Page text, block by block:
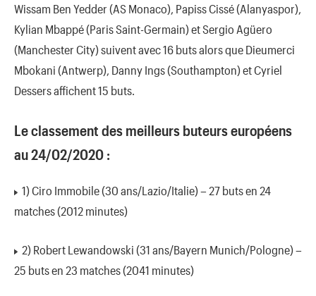
Wissam Ben Yedder (AS Monaco), Papiss Cissé (Alanyaspor),
Kylian Mbappé (Paris Saint-Germain) et Sergio Agüero
(Manchester City) suivent avec 16 buts alors que Dieumerci
Mbokani (Antwerp), Danny Ings (Southampton) et Cyriel
Dessers affichent 15 buts.
Le classement des meilleurs buteurs européens
au 24/02/2020 :
1) Ciro Immobile (30 ans/Lazio/Italie) – 27 buts en 24
matches (2012 minutes)
2) Robert Lewandowski (31 ans/Bayern Munich/Pologne) –
25 buts en 23 matches (2041 minutes)